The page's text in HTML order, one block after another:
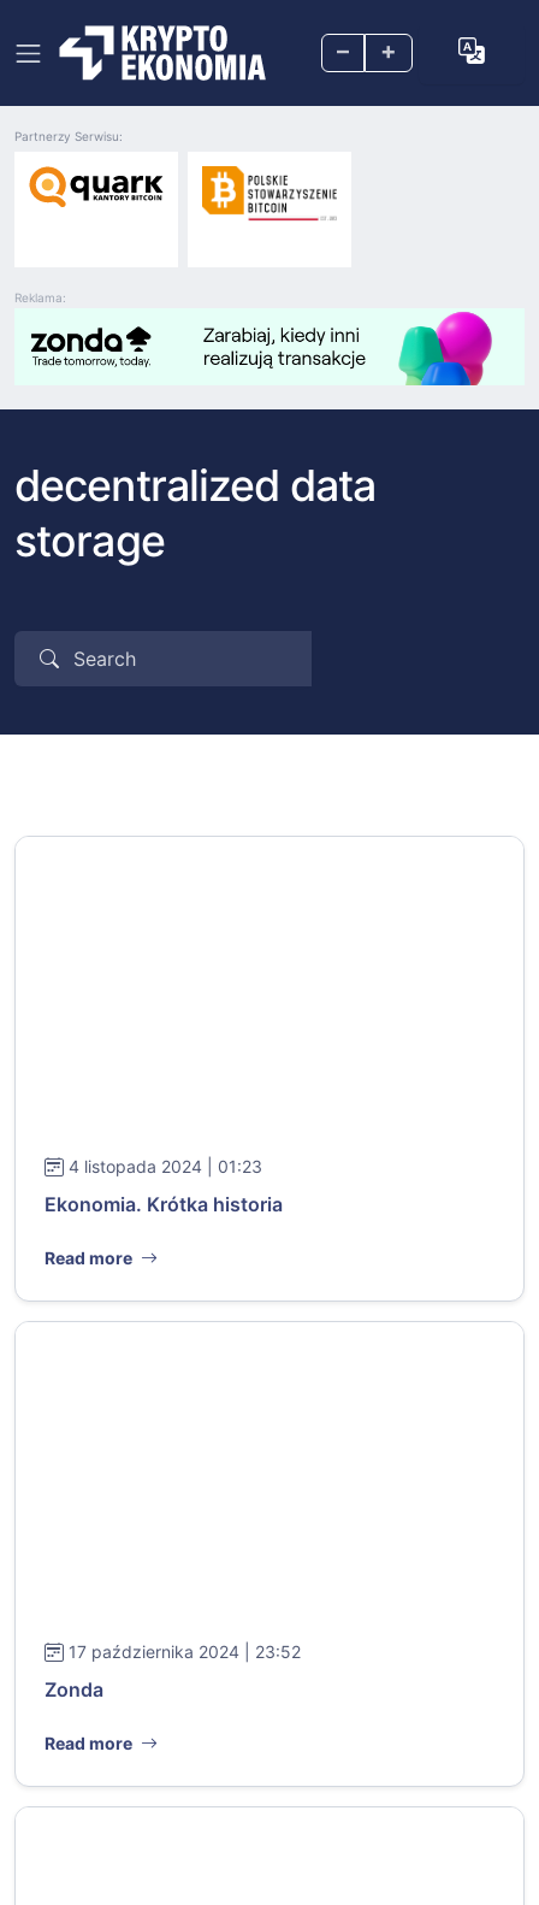
– +
Reklama:
Partnerzy Serwisu:
decentralized data
storage
4 listopada 2024 | 01:23
Ekonomia. Krótka historia
Read more
17 października 2024 | 23:52
Zonda
Read more